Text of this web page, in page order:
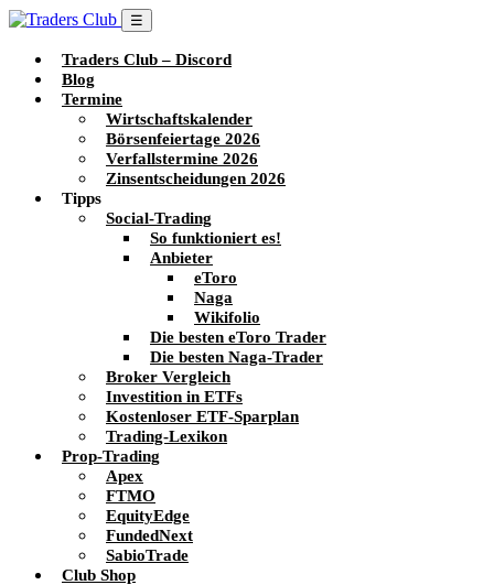
☰
Traders Club – Discord
Blog
Termine
Wirtschaftskalender
Börsenfeiertage 2026
Verfallstermine 2026
Zinsentscheidungen 2026
Tipps
Social-Trading
So funktioniert es!
Anbieter
eToro
Naga
Wikifolio
Die besten eToro Trader
Die besten Naga-Trader
Broker Vergleich
Investition in ETFs
Kostenloser ETF-Sparplan
Trading-Lexikon
Prop-Trading
Apex
FTMO
EquityEdge
FundedNext
SabioTrade
Club Shop